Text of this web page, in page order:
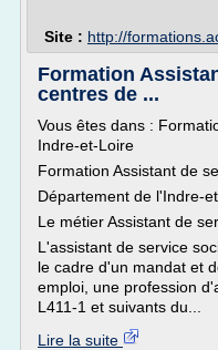
Site : http://
Formation
centres de ...
Vous êtes dans :
Indre-et-Loire
Formation Assistant de
Département de l'Indre-
Le métier Assistant de
L'assistant de service
le cadre d'un mandat et
emploi, une profession
L411-1 et suivants du...
Lire la suite